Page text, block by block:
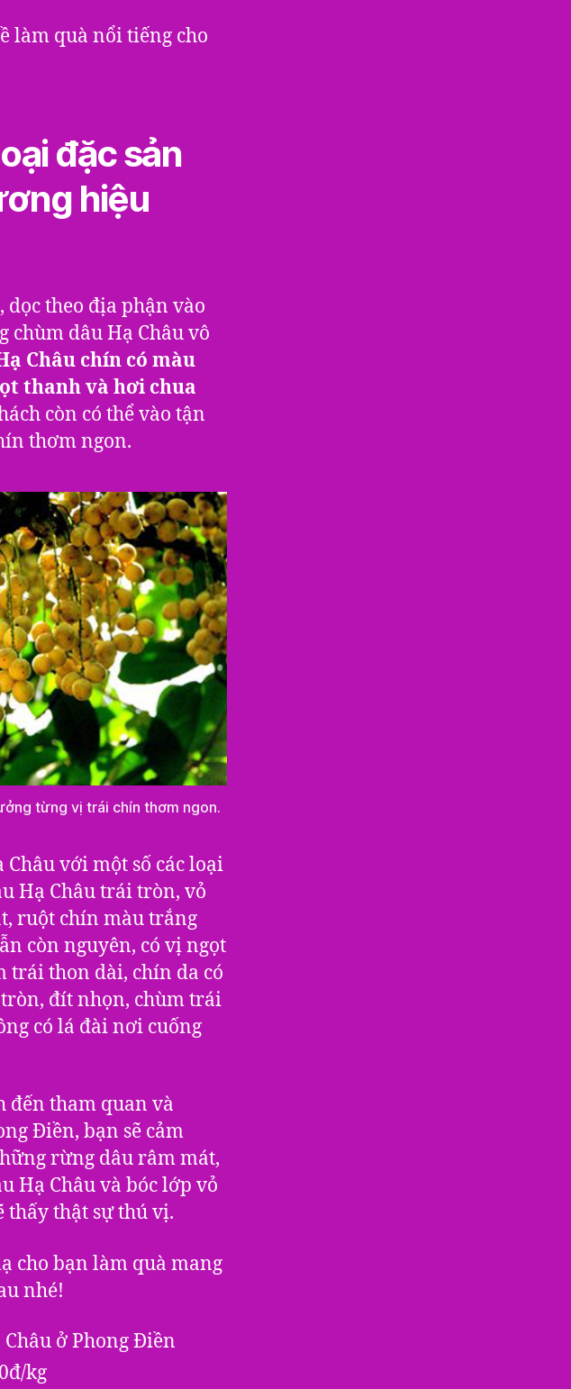
làm quà nổi tiếng cho
đặc sản
hiệu
dọc theo địa phận vào
chùm dâu Hạ Châu vô
Châu chín có màu
thanh và hơi chua
còn có thể vào tận
thơm ngon.
từng vị trái chín thơm ngon.
với một số các loại
Hạ Châu trái tròn, vỏ
ruột chín màu trắng
còn nguyên, có vị ngọt
trái thon dài, chín da có
đít nhọn, chùm trái
có lá đài nơi cuống
đến tham quan và
Điền, bạn sẽ cảm
rừng dâu râm mát,
Hạ Châu và bóc lớp vỏ
thấy thật sự thú vị.
cho bạn làm quà mang
nhé!
ở Phong Điền
kg